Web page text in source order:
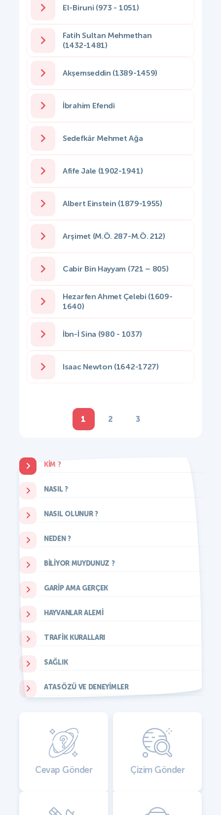
KIM ?
NASIL ?
NASIL OLUNUR ?
NEDEN ?
BILIYOR MUYDUNUZ ?
GARIP AMA GERÇEK
HAYVANLAR ALEMI
TRAFIK KURALLARI
SAĞLIK
ATASÖZÜ VE DENEYIMLER
Cevap Gönder Çizim Gönder
El-Biruni (973 - 1051)
Fatih Sultan Mehmethan
(1432-1481)
Akşemseddin (1389-1459)
İbrahim Efendi
Sedefkâr Mehmet Ağa
Afife Jale (1902-1941)
Albert Einstein (1879-1955)
Arşimet (M.Ö. 287-M.Ö. 212)
Cabir Bin Hayyam (721 – 805)
Hezarfen Ahmet Çelebi (1609-
1640)
İbn-İ Sina (980 - 1037)
Isaac Newton (1642-1727)
1 2 3